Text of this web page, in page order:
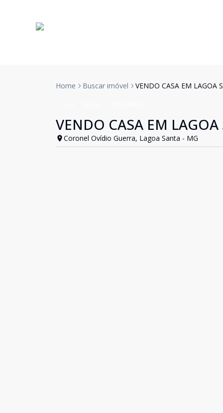
Home Buscar imóvel VENDO CASA EM LAGOA
VENDO CASA EM
Coronel Oví­dio Guerra, Lagoa Santa - MG